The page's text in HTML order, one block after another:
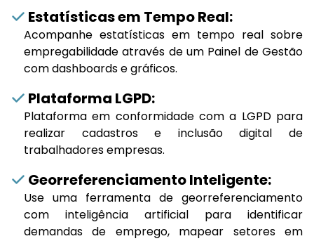
Estatísticas em Tempo Real:
Acompanhe estatísticas em tempo real sobre
empregabilidade através de um Painel de Gestão
com dashboards e gráficos.
Plataforma LGPD:
Plataforma em conformidade com a LGPD para
realizar cadastros e inclusão digital de
trabalhadores empresas.
Georreferenciamento Inteligente:
Use uma ferramenta de georreferenciamento
com inteligência artificial para identificar
demandas de emprego, mapear setores em